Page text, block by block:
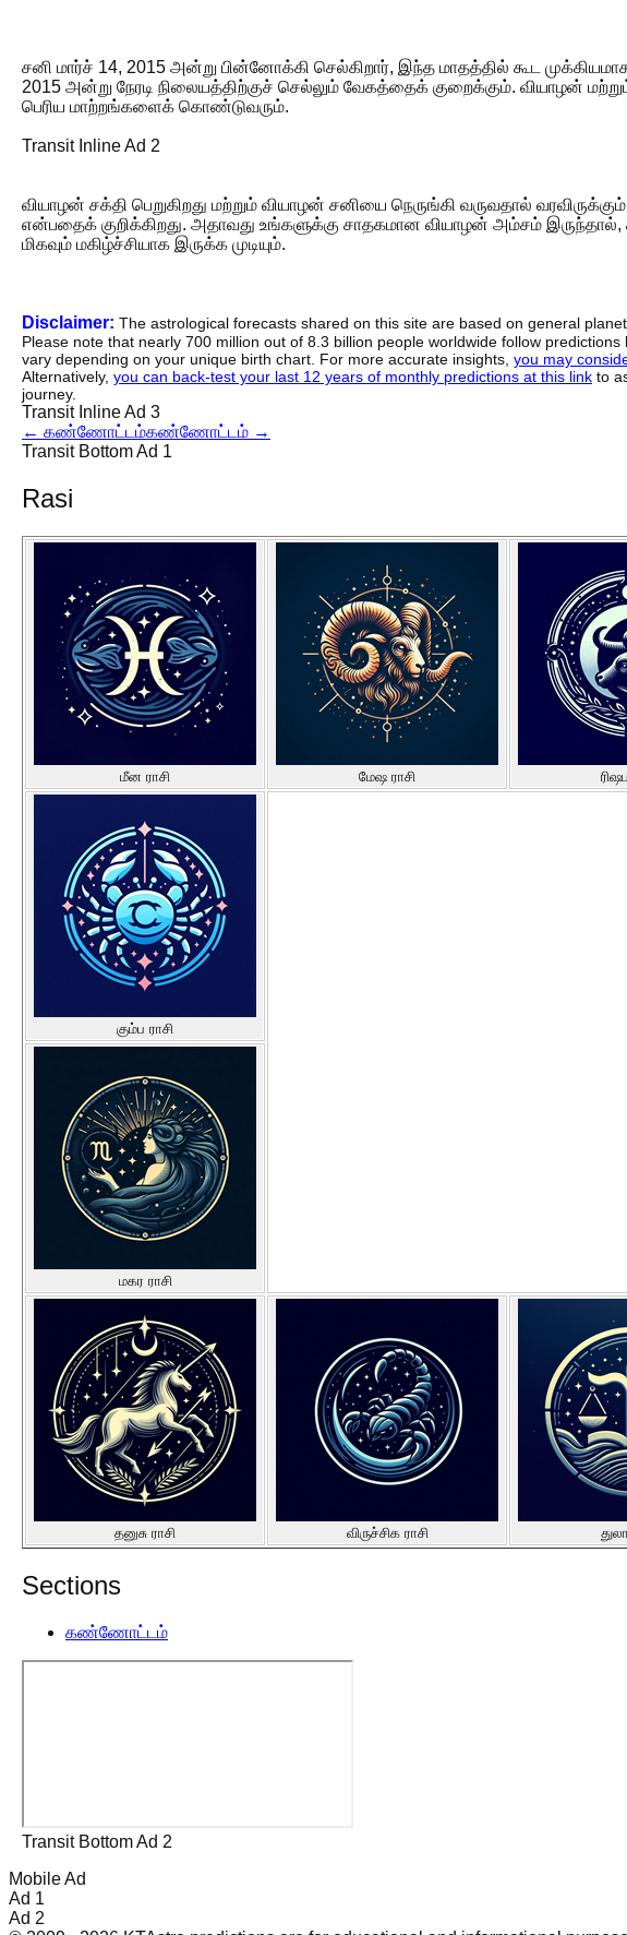
சனி மார்ச் 14, 2015 அன்று பின்னோக்கி செல்கிறார், இந்த மாதத்தில் கூட
2015 அன்று நேரடி நிலையத்திற்குச் செல்லும் வேகத்தைக் குறைக்கும். வியாழன்
பெரிய மாற்றங்களைக் கொண்டுவரும்.
Transit Inline Ad 2
வியாழன் சக்தி பெறுகிறது மற்றும் வியாழன் சனியை நெருங்கி வருவதால்
என்பதைக் குறிக்கிறது. அதாவது உங்களுக்கு சாதகமான வியாழன் அம்சம் இருந்தால்,
மிகவும் மகிழ்ச்சியாக இருக்க முடியும்.
Disclaimer: The astrological forecasts shared on this site are based on general
Please note that nearly 700 million out of 8.3 billion people worldwide follow
vary depending on your unique birth chart. For more accurate insights, you may
Alternatively, you can back-test your last 12 years of monthly predictions at this link to
journey.
Transit Inline Ad 3
← கண்ணோட்டம்கண்ணோட்டம் →
Transit Bottom Ad 1
Rasi
மீன ராசி மேஷ ராசி
கும்ப ராசி
மகர ராசி
தனுசு ராசி விருச்சிக ராசி
Sections
கண்ணோட்டம்
Transit Bottom Ad 2
Mobile Ad
Ad 1
Ad 2